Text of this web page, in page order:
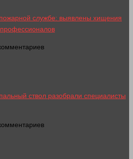
службе: выявлены хищения
ствол разобрали специалисты